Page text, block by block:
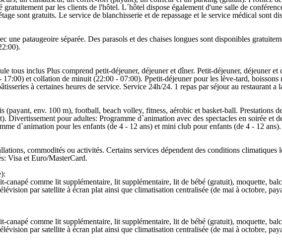
par les clients de l'hôtel. L´hôtel dispose également d'une salle de
sont gratuits. Le service de blanchisserie et de repassage et le service médical sont
une pataugeoire séparée. Des parasols et des chaises longues sont disponibles
tous inclus Plus comprend petit-déjeuner, déjeuner et dîner. Petit-déjeuner, déjeuner et
et collation de minuit (22:00 - 07:00). Ppetit-déjeuner pour les lève-tard,
à certaines heures de service. Service 24h/24. 1 repas par séjour au restaurant a
env. 100 m), football, beach volley, fitness, aérobic et basket-ball. Prestations
Divertissement pour adultes: Programme d`animation avec des spectacles en soirée et
d`animation pour les enfants (de 4 - 12 ans) et mini club pour enfants (de 4 - 12 ans).
commodités ou activités. Certains services dépendent des conditions climatiques
Visa et Euro/MasterCard.
canapé comme lit supplémentaire, lit supplémentaire, lit de bébé (gratuit), moquette,
par satellite à écran plat ainsi que climatisation centralisée (de mai à octobre,
canapé comme lit supplémentaire, lit supplémentaire, lit de bébé (gratuit), moquette,
par satellite à écran plat ainsi que climatisation centralisée (de mai à octobre,